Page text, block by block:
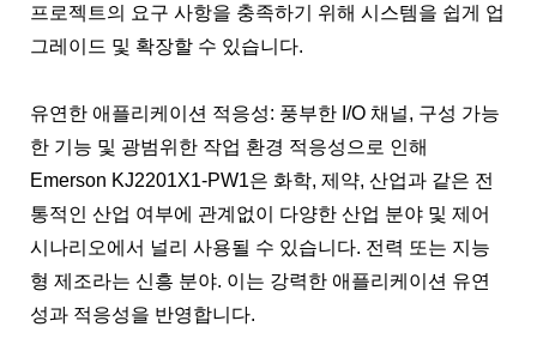
프로젝트의 요구 사항을 충족하기 위해 시스템을 쉽게 업
그레이드 및 확장할 수 있습니다.
유연한 애플리케이션 적응성: 풍부한 I/O 채널, 구성 가능
한 기능 및 광범위한 작업 환경 적응성으로 인해
Emerson KJ2201X1-PW1은 화학, 제약, 산업과 같은 전
통적인 산업 여부에 관계없이 다양한 산업 분야 및 제어
시나리오에서 널리 사용될 수 있습니다. 전력 또는 지능
형 제조라는 신흥 분야. 이는 강력한 애플리케이션 유연
성과 적응성을 반영합니다.